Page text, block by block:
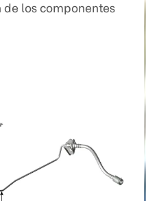
los componentes